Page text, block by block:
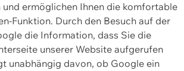
und ermöglichen Ihnen die komfortable
Funktion. Durch den Besuch auf der
die Information, dass Sie die
unserer Website aufgerufen
unabhängig davon, ob Google ein